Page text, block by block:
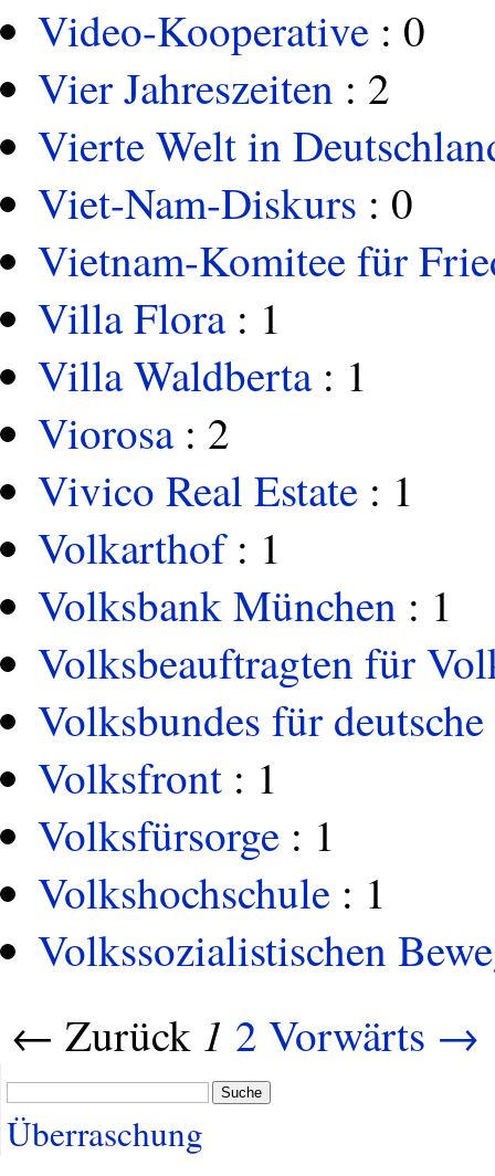
Video-Kooperative : 0
Vier Jahreszeiten : 2
Vierte Welt in
Viet-Nam-Diskurs : 0
Vietnam-Komitee für
Villa Flora: 1
Villa Waldberta: 1
Viorosa: 2
Vivico Real Estate : 1
Volkarthof: 1
Volksbank München : 1
Volksbeauftragten für
Volksbundes für
Volksfront : 1
Volksfürsorge : 1
Volkshochschule : 1
Volkssozialistischen
← Zurück 1 2 Vorwärts →
Suche
Überraschung